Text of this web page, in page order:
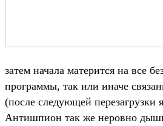
затем начала матерится на все
программы, так или иначе
(после следующей перезагрузки
Антишпион так же неровно